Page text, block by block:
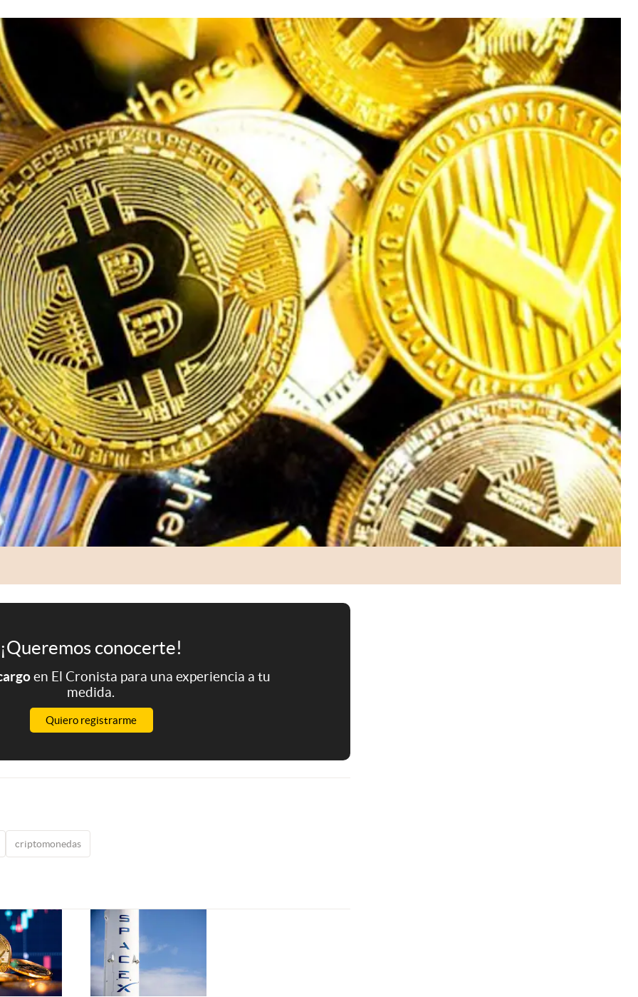
¡Queremos conocerte!
en El Cronista para una experiencia a tu
medida.
Quiero registrarme
criptomonedas